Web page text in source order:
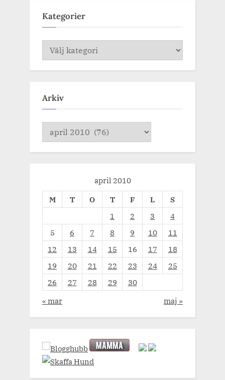
Kategorier
Kategorier
Arkiv
april 2010
M
T O T F L
S
1
2 3
4
5
6 7 8 9 10
11
12
13 14 15 16 17
18
19
20 21 22 23 24
25
26
27 28 29
30
« mar
maj »